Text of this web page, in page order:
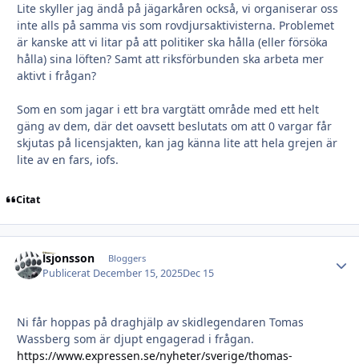
Lite skyller jag ändå på jägarkåren också, vi organiserar oss
inte alls på samma vis som rovdjursaktivisterna. Problemet
är kanske att vi litar på att politiker ska hålla (eller försöka
hålla) sina löften? Samt att riksförbunden ska arbeta mer
aktivt i frågan?
Som en som jagar i ett bra vargtätt område med ett helt
gäng av dem, där det oavsett beslutats om att 0 vargar får
skjutas på licensjakten, kan jag känna lite att hela grejen är
lite av en fars, iofs.
Citat
lsjonsson Bloggers
Publicerat December 15, 2025Dec 15
Ni får hoppas på draghjälp av skidlegendaren Tomas
Wassberg som är djupt engagerad i frågan.
https://www.expressen.se/nyheter/sverige/thomas-